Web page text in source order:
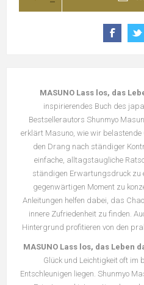
MASUNO Lass los, das
inspirierendes Buch des
Bestsellerautors Shunmyo
erklärt Masuno, wie wir belastende
den Drang nach ständiger
einfache, alltagstaugliche
ständigen Erwartungsdruck zu
gegenwärtigen Moment zu
Anleitungen helfen dabei, das
innere Zufriedenheit zu finden.
Hintergrund profitieren von den
MASUNO Lass los, das Leben
Glück und Leichtigkeit oft im
Entschleunigen liegen. Shunmyo